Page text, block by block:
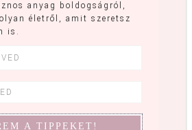
anyag boldogságról,
életről, amit szeretsz
is.